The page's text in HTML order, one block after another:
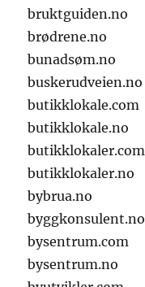
bruktguiden.no
brødrene.no
bunadsøm.no
buskerudveien.no
butikklokale.com
butikklokale.no
butikklokaler.com
butikklokaler.no
bybrua.no
byggkonsulent.no
bysentrum.com
bysentrum.no